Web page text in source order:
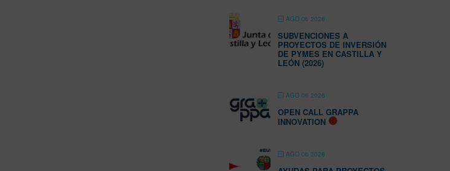
AGO 06 2026
SUBVENCIONES A
PROYECTOS DE INVERSIÓN
DE PYMES EN CASTILLA Y
LEÓN (2026)
AGO 06 2026
OPEN CALL GRAPPA
INNOVATION
AGO 06 2026